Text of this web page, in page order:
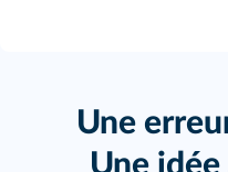
Une
Une idée